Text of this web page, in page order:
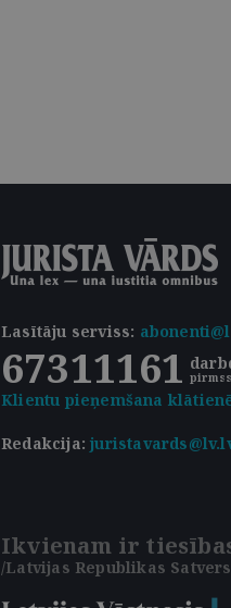
Lasītāju serviss:
67311161
Klientu pieņemšana
Redakcija:
Ikvienam ir
/Latvijas Republikas